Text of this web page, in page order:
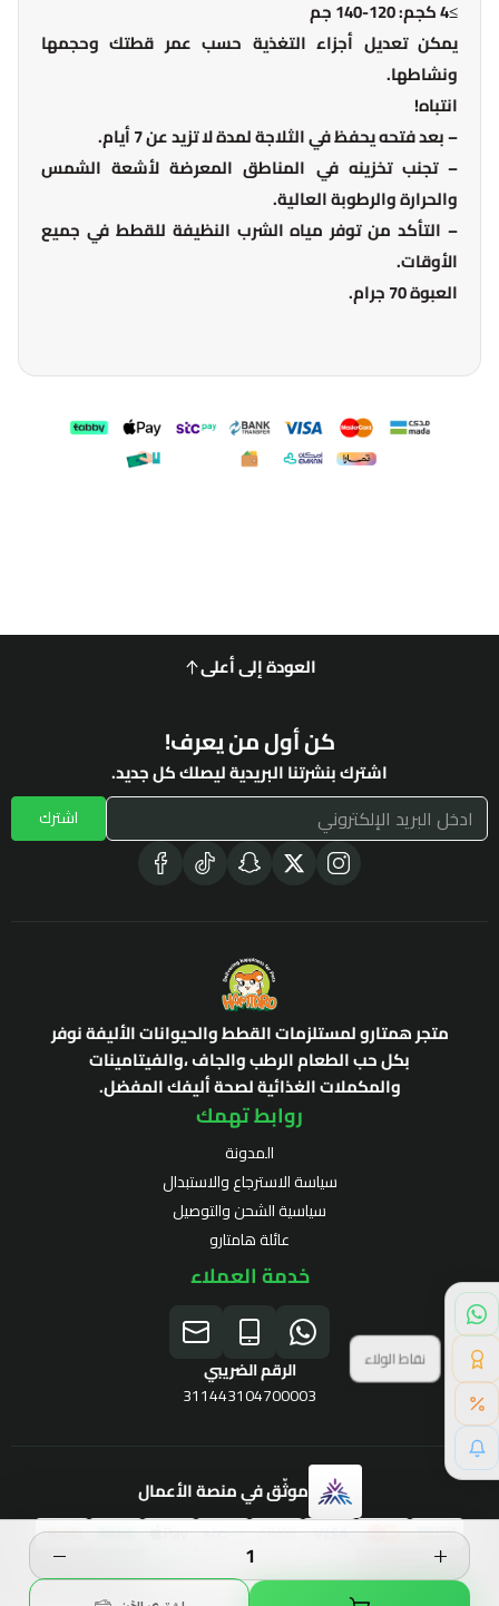
≥4 كجم: 120-140 جم
يمكن تعديل أجزاء التغذية حسب عمر قطتك وحجمها
ونشاطها.
انتباه!
– بعد فتحه يحفظ في الثلاجة لمدة لا تزيد عن 7 أيام.
– تجنب تخزينه في المناطق المعرضة لأشعة الشمس
والحرارة والرطوبة العالية.
– التأكد من توفر مياه الشرب النظيفة للقطط في جميع
الأوقات.
العبوة 70 جرام.
العودة إلى أعلى
كن أول من يعرف!
اشترك بنشرتنا البريدية ليصلك كل جديد.
اشترك
متجر همتارو لمستلزمات القطط والحيوانات الأليفة نوفر
بكل حب الطعام الرطب والجاف ،والفيتامينات
والمكملات الغذائية لصحة أليفك المفضل.
روابط تهمك
المدونة
سياسة الاسترجاع والاستبدال
سياسية الشحن والتوصيل
عائلة هامتارو
خدمة العملاء
الرقم الضريبي
311443104700003
موثّق في منصة الأعمال
الحقوق محفوظة | 2026
برنامج الولاء
نقاط الولاء